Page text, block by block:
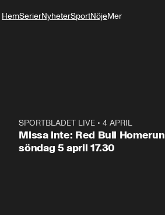
HemSerierNyheterSportNöjeMer
1:03SPORTBLADET LIVE •4 APRIL
Missa inte: Red Bull Homerun
söndag 5 april 17.30